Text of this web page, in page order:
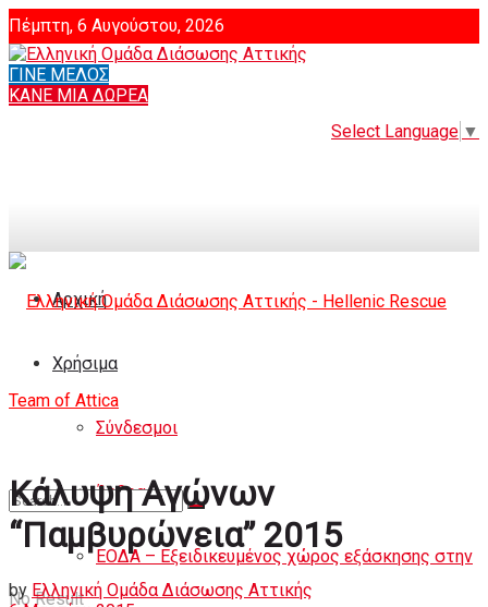
Πέμπτη, 6 Αυγούστου, 2026
Login
Select Language ▼
ΓΙΝΕ ΜΕΛΟΣ
ΚΑΝΕ ΜΙΑ ΔΩΡΕΑ
Αρχική
Χρήσιμα
Σύνδεσμοι
Άρθρα
ΕΟΔΑ – Εξειδικευμένος χώρος εξάσκησης στην
No Result
Κάλυψη Αγώνων
“Παμβυρώνεια” 2015
by Ελληνική Ομάδα Διάσωσης Αττικής